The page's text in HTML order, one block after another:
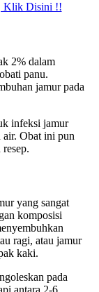
Klik Disini !!
2% dalam
panu.
jamur pada
infeksi jamur
air. Obat ini pun
yang sangat
komposisi
ragi, atau jamur
kaki.
pada